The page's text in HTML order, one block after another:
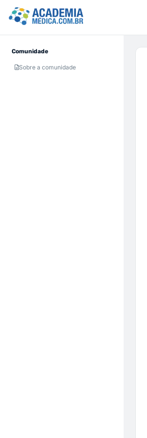
Comunidade
Sobre a comunidade